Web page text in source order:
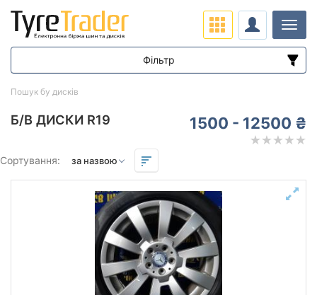
Б/В ДИСКИ R19 1500 - 12500 ₴
Сортування:
Пошук бу дисків
Фільтр
від
Підбір за параметрами
до